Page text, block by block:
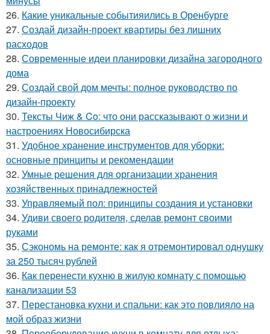
26. Какие уникальные событияились в Оренбурге
27. Создай дизайн-проект квартиры без лишних
расходов
28. Современные идеи планировки дизайна загородного
дома
29. Создай свой дом мечты: полное руководство по
дизайн-проекту
30. Тексты Чиж & Co: что они рассказывают о жизни и
настроениях Новосибирска
31. Удобное хранение инструментов для уборки:
основные принципы и рекомендации
32. Умные решения для организации хранения
хозяйственных принадлежностей
33. Управляемый пол: принципы создания и установки
34. Удиви своего родителя, сделав ремонт своими
руками
35. Сэкономь на ремонте: как я отремонтировал однушку
за 250 тысяч рублей
36. Как перенести кухню в жилую комнату с помощью
канализации 53
37. Перестановка кухни и спальни: как это повлияло на
мой образ жизни